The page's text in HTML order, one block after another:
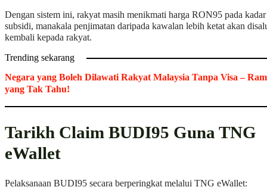
Dengan sistem ini, rakyat masih menikmati harga RON95 pada kadar
subsidi, manakala penjimatan daripada kawalan lebih ketat akan
kembali kepada rakyat.
Trending sekarang
Negara yang Boleh Dilawati Rakyat Malaysia Tanpa Visa –
yang Tak Tahu!
Tarikh Claim BUDI95 Guna TNG
eWallet
Pelaksanaan BUDI95 secara berperingkat melalui TNG eWallet: